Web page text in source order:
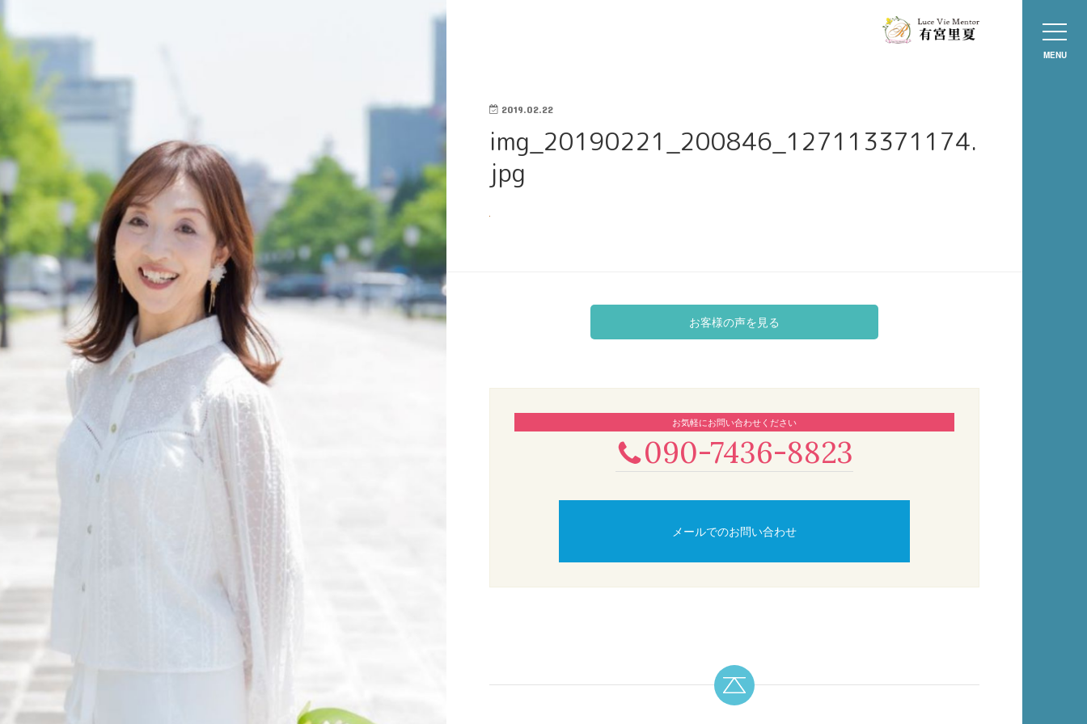
MENU
2019.02.22
img_20190221_200846_127113371174.
jpg
お客様の声を見る
お気軽にお問い合わせください
090-7436-8823
メールでのお問い合わせ